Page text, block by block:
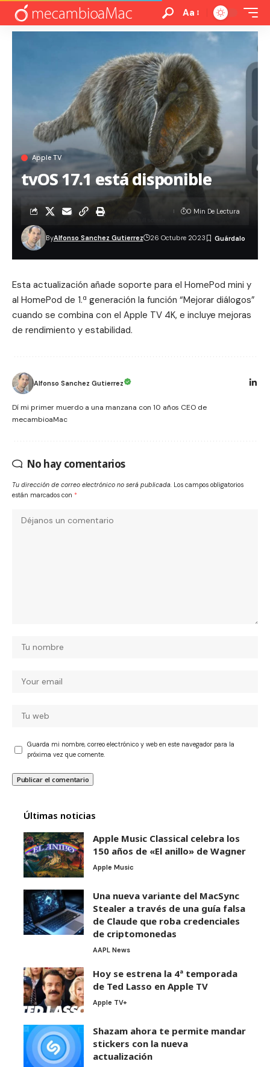
Aa
Apple TV
tvOS 17.1 está disponible
ByAlfonso Sanchez Gutierrez 26 Octubre 2023
0 Min De Lectura
Esta actualización añade soporte para el HomePod mini y
al HomePod de 1.ª generación la función “Mejorar diálogos”
cuando se combina con el Apple TV 4K, e incluye mejoras
de rendimiento y estabilidad.
Alfonso Sanchez Gutierrez
Dí mi primer muerdo a una manzana con 10 años CEO de
mecambioaMac
No hay comentarios
Tu dirección de correo electrónico no será publicada. Los campos obligatorios
están marcados con *
Guarda mi nombre, correo electrónico y web en este navegador para la
próxima vez que comente.
Últimas noticias
Apple Music Classical celebra los
150 años de «El anillo» de Wagner
Apple Music
Una nueva variante del MacSync
Stealer a través de una guía falsa
de Claude que roba credenciales
de criptomonedas
AAPL News
Hoy se estrena la 4ª temporada
de Ted Lasso en Apple TV
Apple TV+
Shazam ahora te permite mandar
stickers con la nueva
actualización